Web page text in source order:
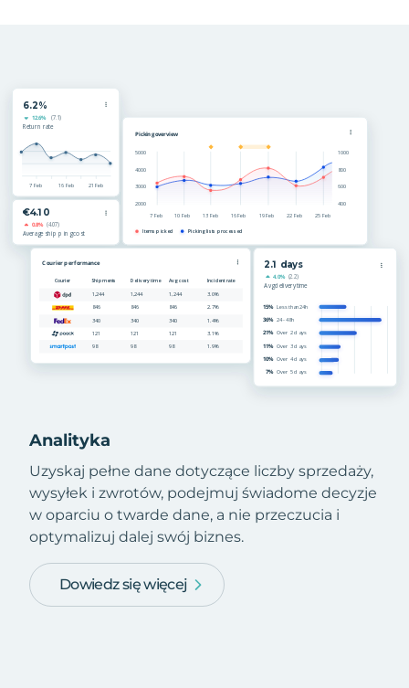
Analityka
Uzyskaj pełne dane dotyczące liczby sprzedaży,
wysyłek i zwrotów, podejmuj świadome decyzje
w oparciu o twarde dane, a nie przeczucia i
optymalizuj dalej swój biznes.
Dowiedz się więcej